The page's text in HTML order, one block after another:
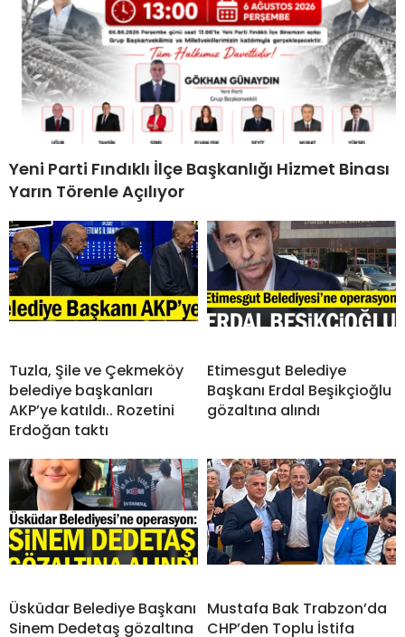
Yeni Parti Fındıklı İlçe Başkanlığı Hizmet Binası
Yarın Törenle Açılıyor
Tuzla, Şile ve Çekmeköy
belediye başkanları
AKP’ye katıldı.. Rozetini
Erdoğan taktı
Etimesgut Belediye
Başkanı Erdal Beşikçioğlu
gözaltına alındı
Üsküdar Belediye Başkanı
Sinem Dedetaş gözaltına
Mustafa Bak Trabzon’da
CHP’den Toplu İstifa